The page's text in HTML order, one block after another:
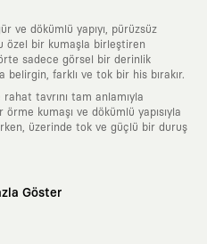
ve dökümlü yapıyı, pürüzsüz
özel bir kumaşla birleştiren
sadece görsel bir derinlik
farklı ve tok bir his bırakır.
tavrını tam anlamıyla
kumaşı ve dökümlü yapısıyla
üzerinde tok ve güçlü bir duruş
Göster